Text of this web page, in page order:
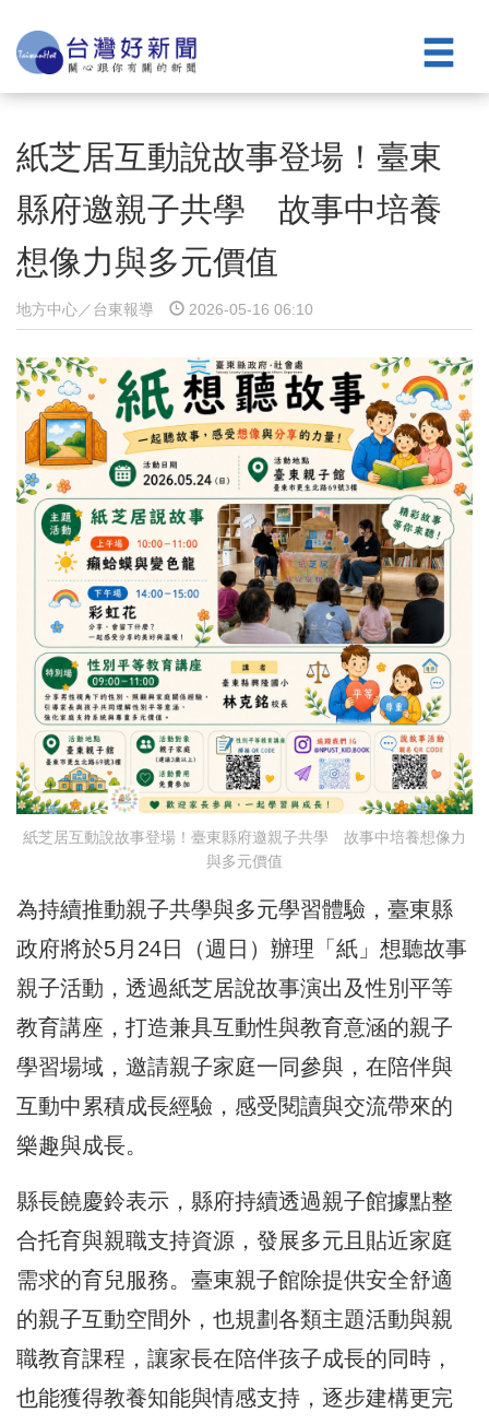
紙芝居互動說故事登場！臺東
縣府邀親子共學 故事中培養
想像力與多元價值
地方中心／台東報導 2026-05-16 06:10
紙芝居互動說故事登場！臺東縣府邀親子共學 故事中培養想像力
與多元價值
為持續推動親子共學與多元學習體驗，臺東縣
政府將於5月24日（週日）辦理「紙」想聽故事
親子活動，透過紙芝居說故事演出及性別平等
教育講座，打造兼具互動性與教育意涵的親子
學習場域，邀請親子家庭一同參與，在陪伴與
互動中累積成長經驗，感受閱讀與交流帶來的
樂趣與成長。
縣長饒慶鈴表示，縣府持續透過親子館據點整
合托育與親職支持資源，發展多元且貼近家庭
需求的育兒服務。臺東親子館除提供安全舒適
的親子互動空間外，也規劃各類主題活動與親
職教育課程，讓家長在陪伴孩子成長的同時，
也能獲得教養知能與情感支持，逐步建構更完